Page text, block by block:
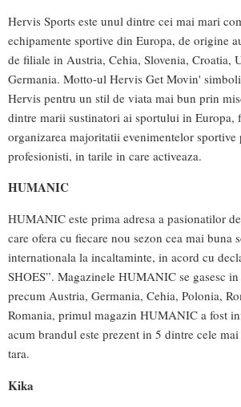
Hervis Sports este unul dintre cei mai mari
echipamente sportive din Europa, de origine
de filiale in Austria, Cehia, Slovenia, Croatia,
Germania. Motto-ul Hervis Get Movin'
Hervis pentru un stil de viata mai bun prin
dintre marii sustinatori ai sportului in Europa,
organizarea majoritatii evenimentelor sportive
profesionisti, in tarile in care activeaza.
HUMANIC
HUMANIC este prima adresa a pasionatilor
care ofera cu fiecare nou sezon cea mai buna
internationala la incaltaminte, in acord cu
SHOES”. Magazinele HUMANIC se gasesc
precum Austria, Germania, Cehia, Polonia,
Romania, primul magazin HUMANIC a fost
acum brandul este prezent in 5 dintre cele
tara.
Kika